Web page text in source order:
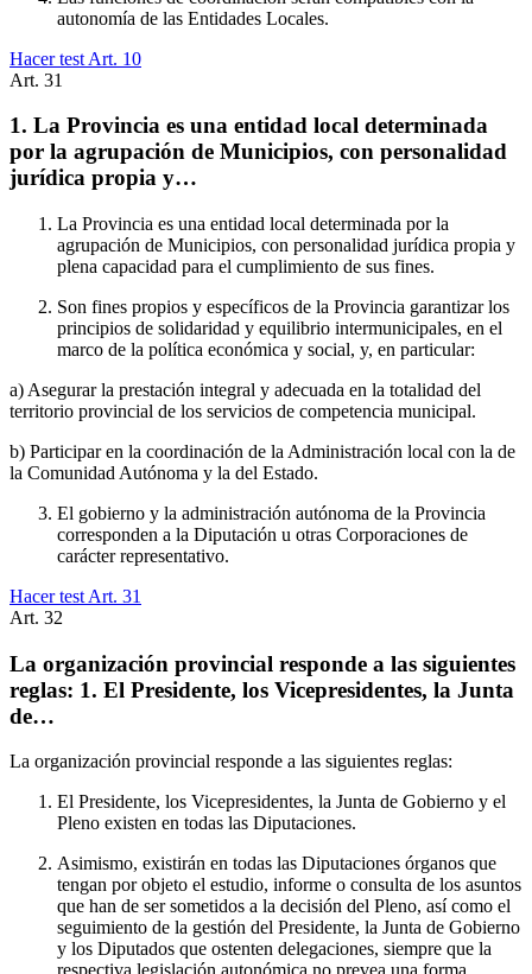
autonomía de las Entidades Locales.
Hacer test Art. 10
Art. 31
1. La Provincia es una entidad local determinada
por la agrupación de Municipios, con personalidad
jurídica propia y…
La Provincia es una entidad local determinada por la
agrupación de Municipios, con personalidad jurídica propia y
plena capacidad para el cumplimiento de sus fines.
Son fines propios y específicos de la Provincia garantizar los
principios de solidaridad y equilibrio intermunicipales, en el
marco de la política económica y social, y, en particular:
a) Asegurar la prestación integral y adecuada en la totalidad del
territorio provincial de los servicios de competencia municipal.
b) Participar en la coordinación de la Administración local con la de
la Comunidad Autónoma y la del Estado.
El gobierno y la administración autónoma de la Provincia
corresponden a la Diputación u otras Corporaciones de
carácter representativo.
Hacer test Art. 31
Art. 32
La organización provincial responde a las siguientes
reglas: 1. El Presidente, los Vicepresidentes, la Junta
de…
La organización provincial responde a las siguientes reglas:
El Presidente, los Vicepresidentes, la Junta de Gobierno y el
Pleno existen en todas las Diputaciones.
Asimismo, existirán en todas las Diputaciones órganos que
tengan por objeto el estudio, informe o consulta de los asuntos
que han de ser sometidos a la decisión del Pleno, así como el
seguimiento de la gestión del Presidente, la Junta de Gobierno
y los Diputados que ostenten delegaciones, siempre que la